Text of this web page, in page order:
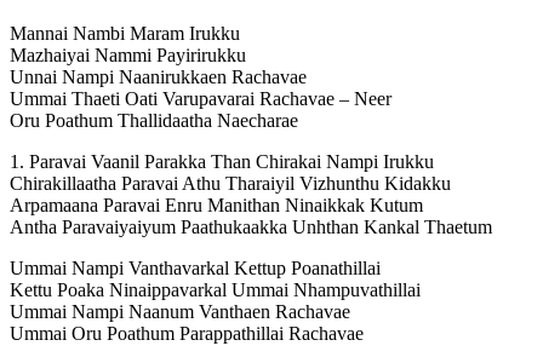
Mannai Nambi Maram Irukku
Mazhaiyai Nammi Payirirukku
Unnai Nampi Naanirukkaen Rachavae
Ummai Thaeti Oati Varupavarai Rachavae – Neer
Oru Poathum Thallidaatha Naecharae
1. Paravai Vaanil Parakka Than Chirakai Nampi Irukku
Chirakillaatha Paravai Athu Tharaiyil Vizhunthu Kidakku
Arpamaana Paravai Enru Manithan Ninaikkak Kutum
Antha Paravaiyaiyum Paathukaakka Unhthan Kankal Thaetum
Ummai Nampi Vanthavarkal Kettup Poanathillai
Kettu Poaka Ninaippavarkal Ummai Nhampuvathillai
Ummai Nampi Naanum Vanthaen Rachavae
Ummai Oru Poathum Parappathillai Rachavae